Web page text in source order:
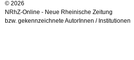
© 2026
NRhZ-Online - Neue Rheinische Zeitung
bzw. gekennzeichnete AutorInnen / Institutionen